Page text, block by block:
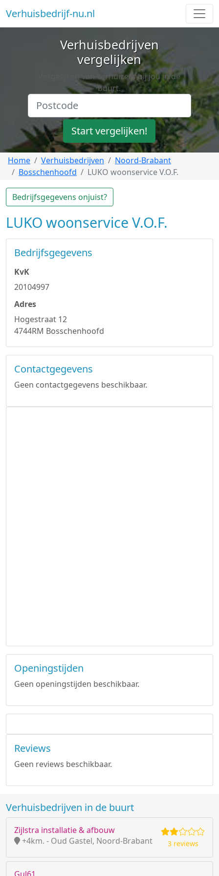
Verhuisbedrijf-nu.nl
Verhuisbedrijven
vergelijken
Vergelijken van verhuizers bij jou in de
buurt.
Start vergelijken!
Home Verhuisbedrijven
Noord-Brabant
Bosschenhoofd
LUKO woonservice V.O.F.
Bedrijfsgegevens onjuist?
LUKO woonservice V.O.F.
Bedrijfsgegevens
KvK
20104997
Adres
Hogestraat 12
4744RM Bosschenhoofd
Contactgegevens
Geen contactgegevens beschikbaar.
Openingstijden
Geen openingstijden beschikbaar.
Reviews
Geen reviews beschikbaar.
Verhuisbedrijven in de buurt
Zijlstra installatie & afbouw
+4km. - Oud Gastel, Noord-Brabant
3 reviews